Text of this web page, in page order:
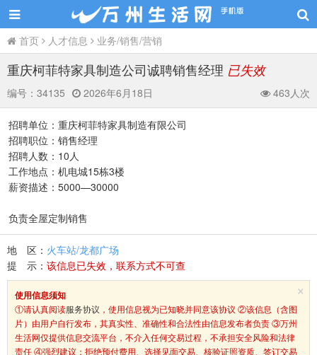
首页 人才信息 业务/销售/营销
重庆柯菲特家具制造公司诚聘销售经理 已失效
编号： 34135 2026年6月18日 463人次
招聘单位：重庆柯菲特家具制造有限公司
招聘职位：销售经理
招聘人数：10人
工作地点：机电城15栋3楼
薪资描述：5000—30000
负责全屋定制销售
地 区： 火车站/龙都广场
提 示： 该信息已失效，联系方式不可查
×
使用信息须知
①请认真阅读服务协议 ，使用信息视为已知晓并同意该协议 ②该信息（含图
片）由用户自行发布，其真实性、准确性和合法性由信息发布者负责 ③万州
生活网仅提供信息交流平台，不介入任何交易过程，不承担安全风险和法律
责任 ④强烈建议：拒绝预付费用、选择见面交易、核验证照资质、签订交易